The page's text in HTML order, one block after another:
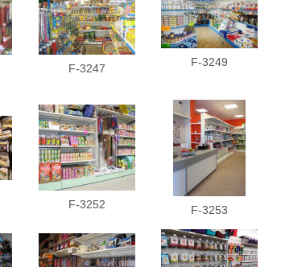
F-3247 F-3249
F-3252
F-3253